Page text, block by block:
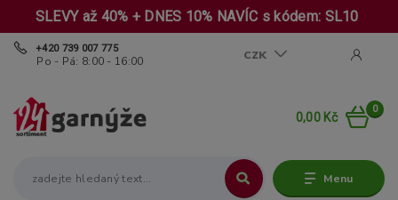
SLEVY až 40% + DNES 10% NAVÍC s kódem: SL10
Menu
CZK
+420 739 007 775
Po - Pá: 8:00 - 16:00
0
0,00 Kč